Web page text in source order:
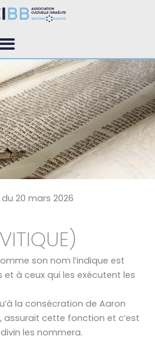
20 mars 2026
son nom l’indique est
à ceux qui les exécutent les
la consécration de Aaron
assurait cette fonction et c’est
les nommera.